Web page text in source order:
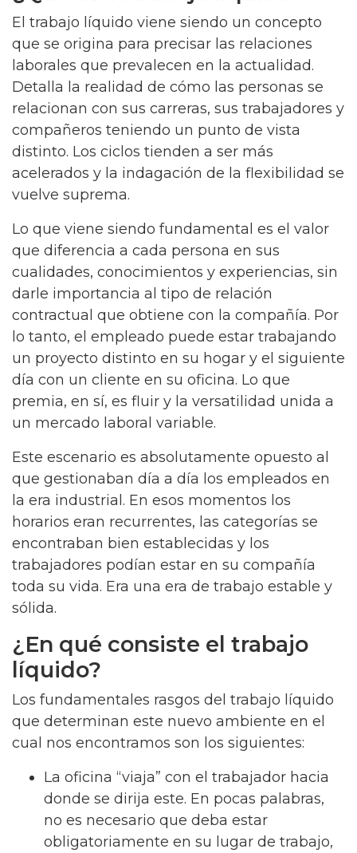
El trabajo líquido viene siendo un concepto
que se origina para precisar las relaciones
laborales que prevalecen en la actualidad.
Detalla la realidad de cómo las personas se
relacionan con sus carreras, sus trabajadores y
compañeros teniendo un punto de vista
distinto. Los ciclos tienden a ser más
acelerados y la indagación de la flexibilidad se
vuelve suprema.
Lo que viene siendo fundamental es el valor
que diferencia a cada persona en sus
cualidades, conocimientos y experiencias, sin
darle importancia al tipo de relación
contractual que obtiene con la compañía. Por
lo tanto, el empleado puede estar trabajando
un proyecto distinto en su hogar y el siguiente
día con un cliente en su oficina. Lo que
premia, en sí, es fluir y la versatilidad unida a
un mercado laboral variable.
Este escenario es absolutamente opuesto al
que gestionaban día a día los empleados en
la era industrial. En esos momentos los
horarios eran recurrentes, las categorías se
encontraban bien establecidas y los
trabajadores podían estar en su compañía
toda su vida. Era una era de trabajo estable y
sólida.
¿En qué consiste el trabajo
líquido?
Los fundamentales rasgos del trabajo líquido
que determinan este nuevo ambiente en el
cual nos encontramos son los siguientes:
La oficina “viaja” con el trabajador hacia
donde se dirija este. En pocas palabras,
no es necesario que deba estar
obligatoriamente en su lugar de trabajo,